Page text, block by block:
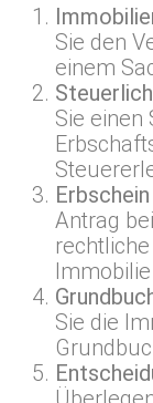
Sie den
einem
Sie einen
Antrag
Sie die